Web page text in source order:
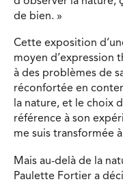
de bien. »
Cette exposition
moyen d’expression
à des problèmes de
réconfortée en
la nature, et le choix
référence à son
me suis transformée
Mais au-delà de la
Paulette Fortier a